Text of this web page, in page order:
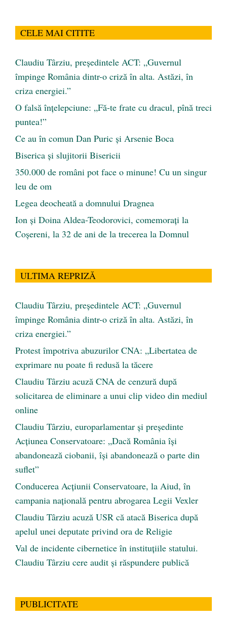
CELE MAI CITITE
Claudiu Târziu, președintele ACT: „Guvernul
împinge România dintr-o criză în alta. Astăzi, în
criza energiei.”
O falsă înțelepciune: „Fă-te frate cu dracul, pînă treci
puntea!”
Ce au în comun Dan Puric şi Arsenie Boca
Biserica și slujitorii Bisericii
350.000 de români pot face o minune! Cu un singur
leu de om
Legea deocheată a domnului Dragnea
Ion și Doina Aldea-Teodorovici, comemorați la
Coșereni, la 32 de ani de la trecerea la Domnul
ULTIMA REPRIZĂ
Claudiu Târziu, președintele ACT: „Guvernul
împinge România dintr-o criză în alta. Astăzi, în
criza energiei.”
Protest împotriva abuzurilor CNA: „Libertatea de
exprimare nu poate fi redusă la tăcere
Claudiu Târziu acuză CNA de cenzură după
solicitarea de eliminare a unui clip video din mediul
online
Claudiu Târziu, europarlamentar și președinte
Acțiunea Conservatoare: „Dacă România își
abandonează ciobanii, își abandonează o parte din
suflet”
Conducerea Acțiunii Conservatoare, la Aiud, în
campania națională pentru abrogarea Legii Vexler
Claudiu Târziu acuză USR că atacă Biserica după
apelul unei deputate privind ora de Religie
Val de incidente cibernetice în instituțiile statului.
Claudiu Târziu cere audit și răspundere publică
PUBLICITATE